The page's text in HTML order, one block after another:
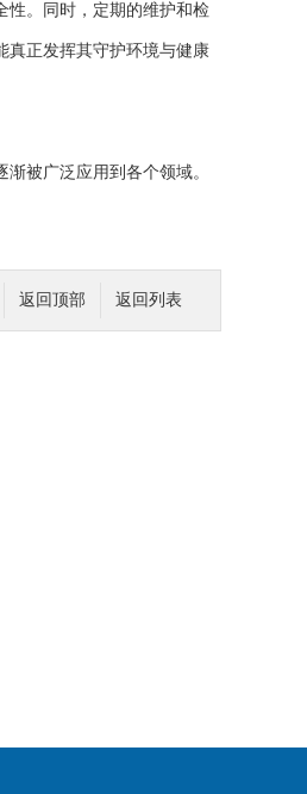
性。同时，定期的维护和检
真正发挥其守护环境与健康
被广泛应用到各个领域。
返回列表
返回顶部